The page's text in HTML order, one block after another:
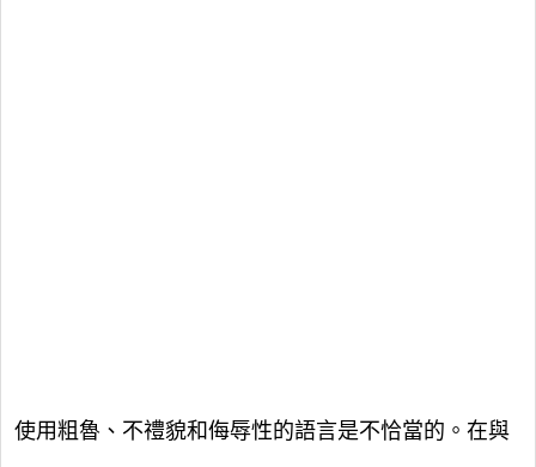
使用粗魯、不禮貌和侮辱性的語言是不恰當的。在與